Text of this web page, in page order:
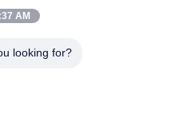
AM
looking for?